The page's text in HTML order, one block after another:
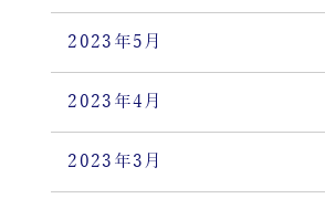
2023年5月
2023年4月
2023年3月